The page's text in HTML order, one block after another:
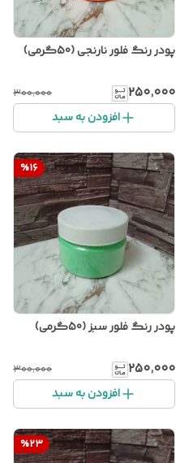
پودر رنگ فلور نارنجی (50گرمی)
۲۵۰٬۰۰۰ ۳۰۰٬۰۰۰
افزودن به سبد
%16
پودر رنگ فلور سبز (50گرمی)
۲۵۰٬۰۰۰ ۳۰۰٬۰۰۰
افزودن به سبد
%23